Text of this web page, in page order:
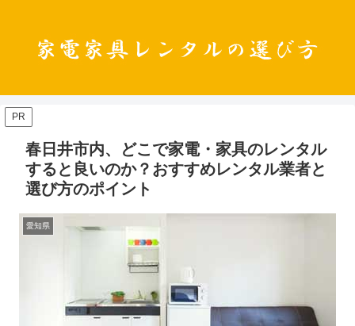
PR
春日井市内、どこで家電・家具のレンタル
すると良いのか？おすすめレンタル業者と
選び方のポイント
愛知県